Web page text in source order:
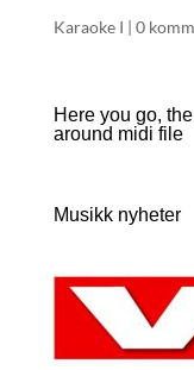
Karaoke I | 0
Here you go,
around midi file
Musikk nyheter